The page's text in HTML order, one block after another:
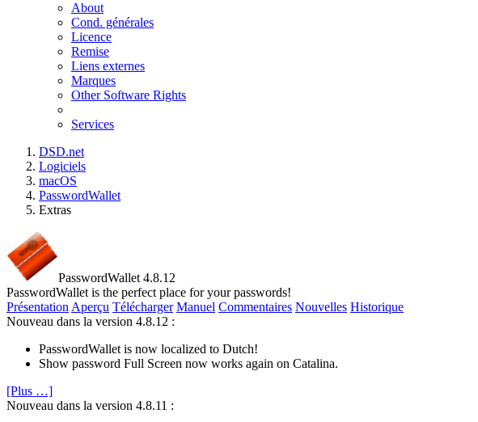
About
Cond. générales
Licence
Remise
Liens externes
Marques
Other Software Rights
Services
DSD.net
Logiciels
macOS
PasswordWallet
Extras
PasswordWallet 4.8.12
PasswordWallet is the perfect place for your passwords!
Présentation Aperçu Télécharger Manuel Commentaires Nouvelles Historique
Nouveau dans la version 4.8.12 :
PasswordWallet is now localized to Dutch!
Show password Full Screen now works again on Catalina.
[Plus …]
Nouveau dans la version 4.8.11 :